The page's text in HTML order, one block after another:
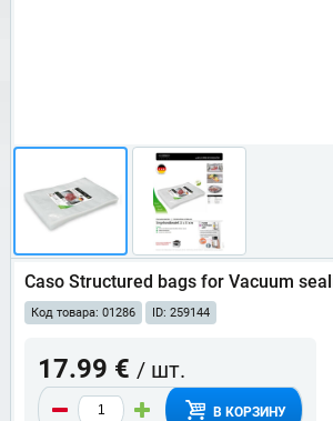
Caso Structured bags for Vacuum
Код товара: 01286 ID: 259144
17.99 € / шт.
В КОРЗИНУ